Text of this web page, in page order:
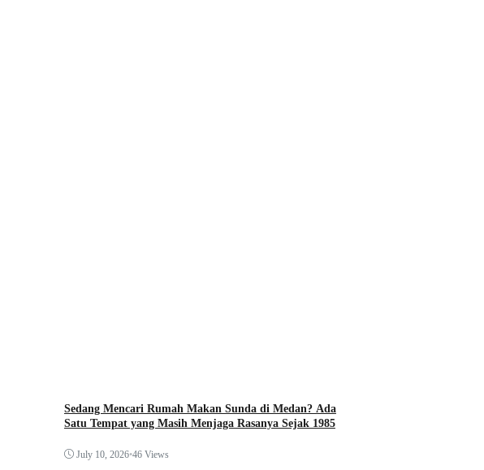
Sedang Mencari Rumah Makan Sunda di Medan? Ada
Satu Tempat yang Masih Menjaga Rasanya Sejak 1985
July 10, 2026•46 Views